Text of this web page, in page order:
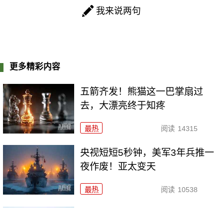
我来说两句
更多精彩内容
五箭齐发！熊猫这一巴掌扇过
去，大漂亮终于知疼
最热 阅读 14315
央视短短5秒钟，美军3年兵推一
夜作废！亚太变天
最热 阅读 10538